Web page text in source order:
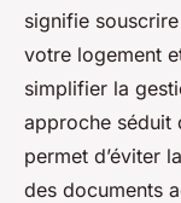
signifie
votre logement
simplifier la
approche séduit
permet d’éviter
des documents